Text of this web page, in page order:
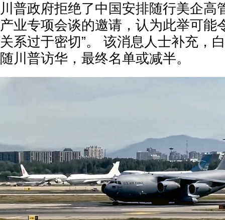
川普政府拒绝了中国安排随行美企高
产业专项会谈的邀请，认为此举可能
关系过于密切”。 该消息人士补充，
随川普访华，最终名单或减半。